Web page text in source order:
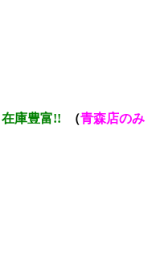
在庫豊富!! （青森店のみ